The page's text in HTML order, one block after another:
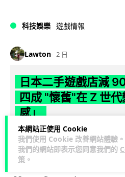
本網站正使用 Cookie
我們使用 Cookie 改善網站體驗
我們的網站即表示您同意我們的
策 。
科技娛樂 遊戲情報
Lawton 2 日
日本二手遊戲店減
四成 "懷舊"在 Z 世
感」
日本零售巨頭 GEO 將懷舊遊戲銷
99 間，但銷售額卻不降反升至過
收」奇蹟，...